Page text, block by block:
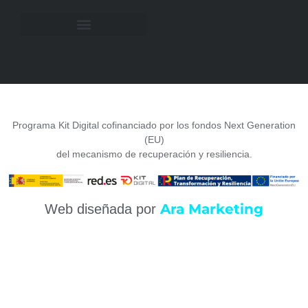
Programa Kit Digital cofinanciado por los fondos Next Generation
(EU)
del mecanismo de recuperación y resiliencia.
Web diseñada por Ara Marketing